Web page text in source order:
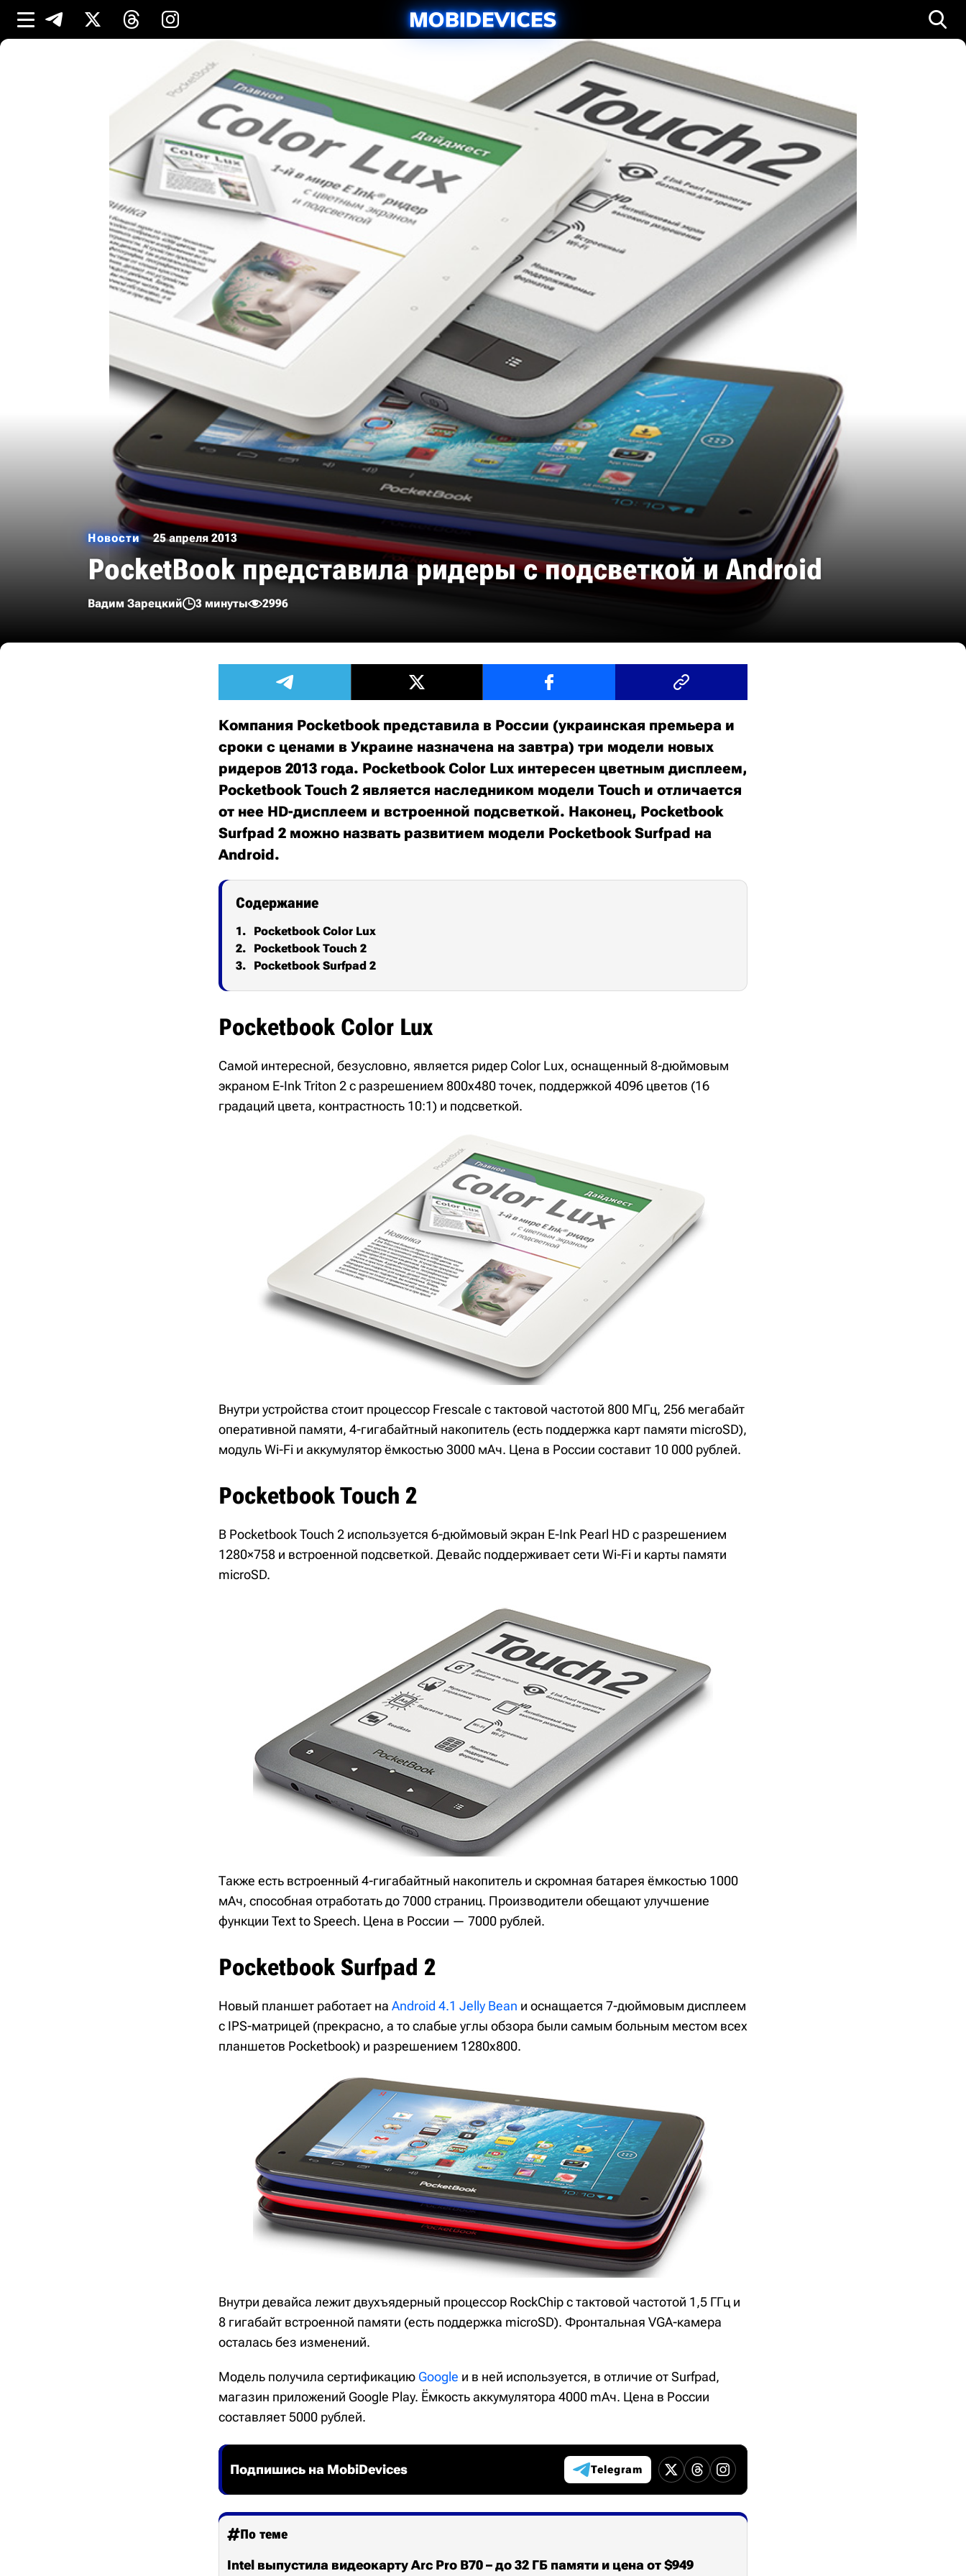
Новости 25 апреля 2013
PocketBook представила ридеры с подсветкой и Android
Вадим Зарецкий 3 минуты 2996
Компания Pocketbook представила в России (украинская премьера и
сроки с ценами в Украине назначена на завтра) три модели новых
ридеров 2013 года. Pocketbook Color Lux интересен цветным дисплеем,
Pocketbook Touch 2 является наследником модели Touch и отличается
от нее HD-дисплеем и встроенной подсветкой. Наконец, Pocketbook
Surfpad 2 можно назвать развитием модели Pocketbook Surfpad на
Android.
Содержание
Pocketbook Color Lux
Pocketbook Touch 2
Pocketbook Surfpad 2
Pocketbook Color Lux
Самой интересной, безусловно, является ридер Color Lux, оснащенный 8-дюймовым
экраном E-Ink Triton 2 с разрешением 800х480 точек, поддержкой 4096 цветов (16
градаций цвета, контрастность 10:1) и подсветкой.
Внутри устройства стоит процессор Frescale с тактовой частотой 800 МГц, 256 мегабайт
оперативной памяти, 4-гигабайтный накопитель (есть поддержка карт памяти microSD),
модуль Wi-Fi и аккумулятор ёмкостью 3000 мАч. Цена в России составит 10 000 рублей.
Pocketbook Touch 2
В Pocketbook Touch 2 используется 6-дюймовый экран E-Ink Pearl HD с разрешением
1280×758 и встроенной подсветкой. Девайс поддерживает сети Wi-Fi и карты памяти
microSD.
Также есть встроенный 4-гигабайтный накопитель и скромная батарея ёмкостью 1000
мАч, способная отработать до 7000 страниц. Производители обещают улучшение
функции Text to Speech. Цена в России — 7000 рублей.
Pocketbook Surfpad 2
Новый планшет работает на Android 4.1 Jelly Bean и оснащается 7-дюймовым дисплеем
с IPS-матрицей (прекрасно, а то слабые углы обзора были самым больным местом всех
планшетов Pocketbook) и разрешением 1280х800.
Внутри девайса лежит двухъядерный процессор RockChip c тактовой частотой 1,5 ГГц и
8 гигабайт встроенной памяти (есть поддержка microSD). Фронтальная VGA-камера
осталась без изменений.
Модель получила сертификацию Google и в ней используется, в отличие от Surfpad,
магазин приложений Google Play. Ёмкость аккумулятора 4000 mАч. Цена в России
составляет 5000 рублей.
Подпишись на MobiDevices Telegram
По теме
Intel выпустила видеокарту Arc Pro B70 – до 32 ГБ памяти и цена от $949